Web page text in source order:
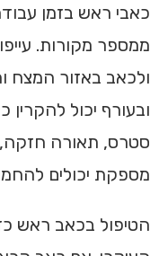
כאבי ראש בזמן
ממספר מקורות.
ולכאב באזור המצח
ובעורף יכול
סטרס, תאורה חזקה,
מספקת יכולים
הטיפול בכאב ראש